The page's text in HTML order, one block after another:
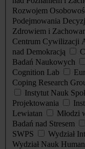
Rozwojem
Podejmowania
Zdrowiem i
Centrum Cywilizacji
nad Demokracją
Badań Naukowych
Cognition Lab
Coping Research
Instytut Nauk
Projektowania
Lewiatan
Młodzi
Badań nad Stresem
SWPS
Wydział
Wydział Nauk